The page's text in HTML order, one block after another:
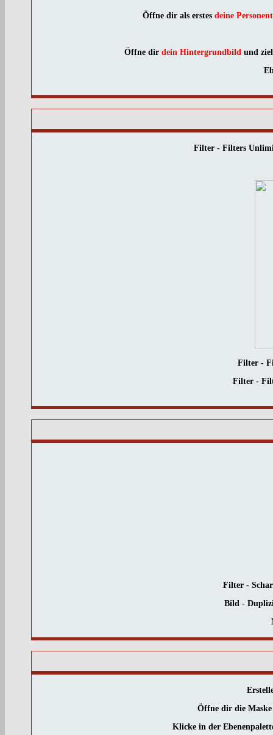
Öffne dir als erstes deine
Öffne dir dein Hintergrundbild und
Filter - Filters
Filter -
Filter -
Filter -
Bild -
Öffne dir die
Klicke in der